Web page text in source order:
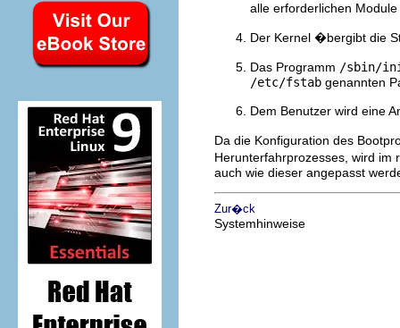
alle erforderlichen
Der Kernel �bergibt die
Das Programm /sbin/
/etc/fstab genannten
Dem Benutzer wird eine
Da die Konfiguration des
Herunterfahrprozesses, wird
auch wie dieser angepasst
Zur�ck
Systemhinweise